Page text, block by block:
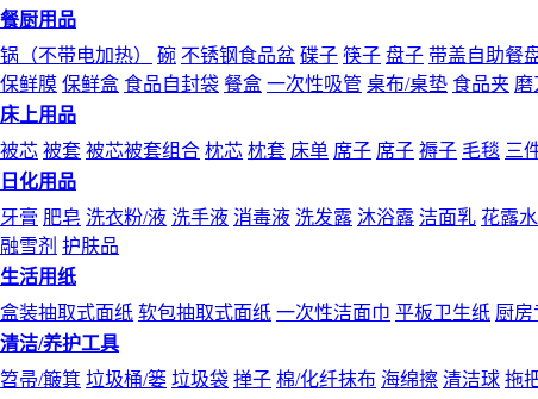
餐厨用品
锅（不带电加热）
碗 不锈钢食品盆 碟子 筷子 盘子 带盖自助餐
保鲜膜 保鲜盒 食品自封袋 餐盒 一次性吸管 桌布/桌垫 食品夹 磨
床上用品
被芯 被套 被芯被套组合 枕芯 枕套 床单 席子 席子 褥子 毛毯 三
日化用品
牙膏 肥皂 洗衣粉/液 洗手液 消毒液 洗发露 沐浴露 洁面乳 花露水
融雪剂 护肤品
生活用纸
盒装抽取式面纸 软包抽取式面纸 一次性洁面巾 平板卫生纸 厨房
清洁/养护工具
笤帚/簸箕 垃圾桶/篓 垃圾袋 掸子 棉/化纤抹布 海绵擦 清洁球 拖